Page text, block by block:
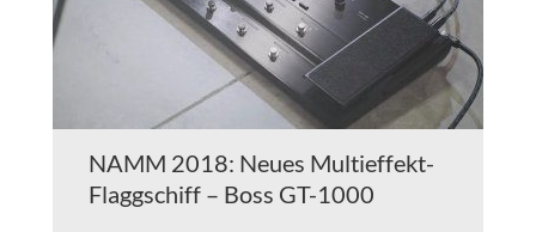
NAMM 2018: Neues Multieffekt-
Flaggschiff – Boss GT-1000